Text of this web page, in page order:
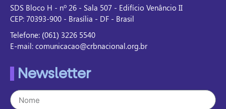
SDS Bloco H - nº 26 - Sala 507 - Edifício Venâncio II
CEP: 70393-900 - Brasília - DF - Brasil
Telefone: (061) 3226 5540
E-mail: comunicacao@crbnacional.org.br
Newsletter